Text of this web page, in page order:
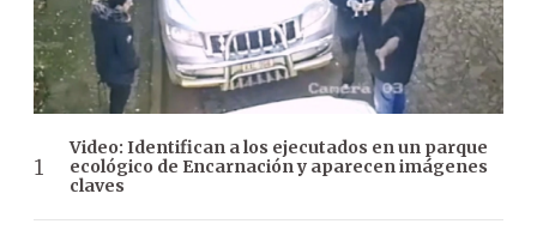
Video: Identifican a los ejecutados en un parque
ecológico de Encarnación y aparecen imágenes
claves